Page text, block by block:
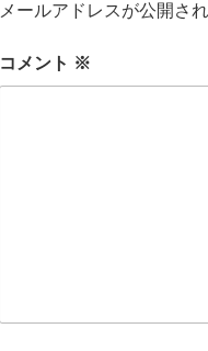
メールアドレスが公開さ
コメント ※